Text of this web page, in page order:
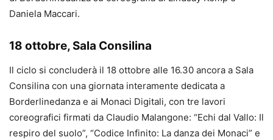
Daniela Maccari.
18 ottobre, Sala Consilina
Il ciclo si concluderà il 18 ottobre alle 16.30 ancora a Sala
Consilina con una giornata interamente dedicata a
Borderlinedanza e ai Monaci Digitali, con tre lavori
coreografici firmati da Claudio Malangone: “Echi dal Vallo: Il
respiro del suolo”, “Codice Infinito: La danza dei Monaci” e